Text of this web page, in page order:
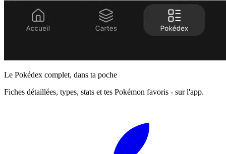
Le Pokédex complet, dans ta poche
Fiches détaillées, types, stats et tes Pokémon favoris - sur l'app.